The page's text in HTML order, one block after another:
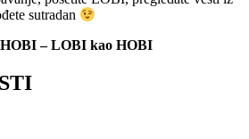
sutradan
– LOBI kao HOBI